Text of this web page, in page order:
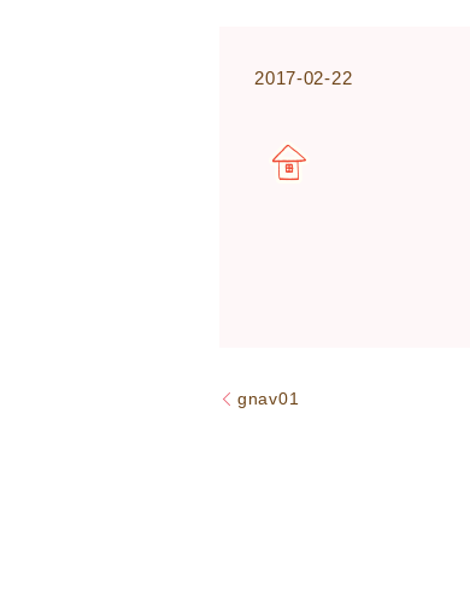
2017-02-22
gnav01